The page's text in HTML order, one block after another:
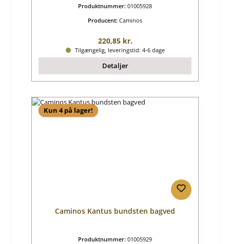
Produktnummer: 01005928
Producent: Caminos
Almindelig pris:
220,85 kr.
Tilgængelig, leveringstid: 4-6 dage
Detaljer
Kun 4 på lager!
Caminos Kantus bundsten bagved
Produktnummer: 01005929